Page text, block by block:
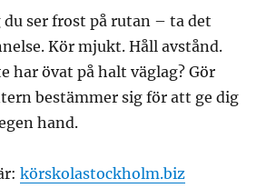
du ser frost på rutan – ta det
Kör mjukt. Håll avstånd.
har övat på halt väglag? Gör
bestämmer sig för att ge dig
hand.
körskolastockholm.biz